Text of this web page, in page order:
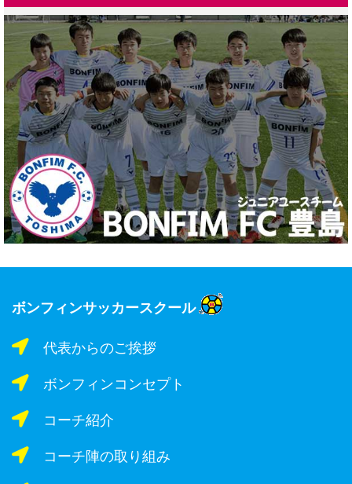
ボンフィンサッカースクール
代表からのご挨拶
ボンフィンコンセプト
コーチ紹介
コーチ陣の取り組み